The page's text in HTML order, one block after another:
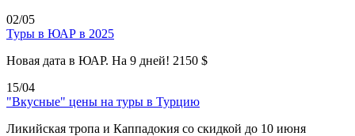
02/05
Туры в ЮАР в 2025
Новая дата в ЮАР. На 9 дней! 2150 $
15/04
"Вкусные" цены на туры в Турцию
Ликийская тропа и Каппадокия со скидкой до 10 июня